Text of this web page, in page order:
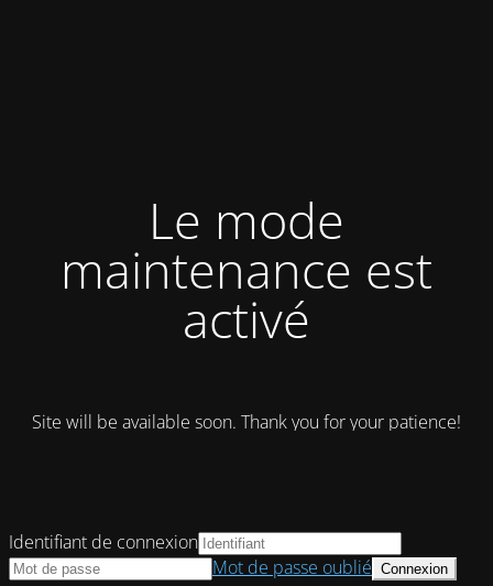
Le mode
maintenance est
activé
Site will be available soon. Thank you for your patience!
Identifiant de connexion
Mot de passe oublié